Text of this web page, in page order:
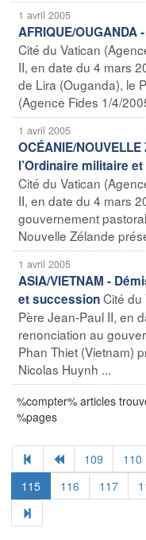
1 avril 2005
AFRIQUE/OUGANDA
Cité du Vatican
II, en date du 4 mars
de Lira (Ouganda), le
(Agence Fides 1/4/
1 avril 2005
OCÉANIE/
l’Ordinaire militaire
Cité du Vatican
II, en date du 4 mars
gouvernement
Nouvelle Zélande
1 avril 2005
ASIA/VIETNAM -
et successionCité du
Père Jean-Paul II, en
renonciation au
Phan Thiet (Vietnam)
Nicolas Huynh ...
%compter% articles
%pages
109 110
115
116 117